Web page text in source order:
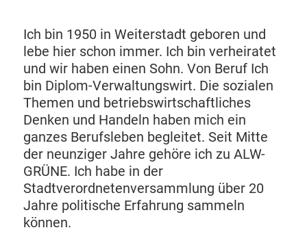
Ich bin 1950 in Weiterstadt geboren und
lebe hier schon immer. Ich bin verheiratet
und wir haben einen Sohn. Von Beruf Ich
bin Diplom-Verwaltungswirt. Die sozialen
Themen und betriebswirtschaftliches
Denken und Handeln haben mich ein
ganzes Berufsleben begleitet. Seit Mitte
der neunziger Jahre gehöre ich zu ALW-
GRÜNE. Ich habe in der
Stadtverordnetenversammlung über 20
Jahre politische Erfahrung sammeln
können.